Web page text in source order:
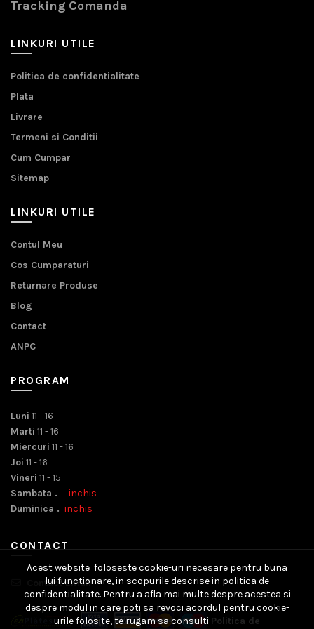
Tracking Comanda
LINKURI UTILE
Politica de confidentialitate
Plata
Livrare
Termeni si Conditii
Cum Cumpar
Sitemap
LINKURI UTILE
Contul Meu
Cos Cumparaturi
Returnare Produse
Blog
Contact
ANPC
PROGRAM
Luni 11 - 16
Marti 11 - 16
Miercuri 11 - 16
Joi 11 - 16
Vineri 11 - 15
Sambata . inchis
Duminica . inchis
CONTACT
Contact Email
Acest website foloseste cookie-uri necesare pentru buna
lui functionare, in scopurile descrise in politica de
confidentialitate. Pentru a afla mai multe despre acestea si
despre modul in care poti sa revoci acordul pentru cookie-
urile folosite, te rugam sa consulti Politica de